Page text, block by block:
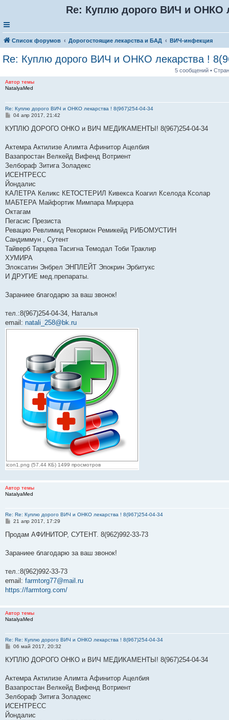
Re: Куплю дорого ВИЧ и ОНКО
Список форумов Дорогостоящие лекарства и БАД ВИЧ-инфекция
Re: Куплю дорого ВИЧ и ОНКО лекарства !
5 сообщений •
Автор темы
NatalyaMed
Re: Куплю дорого ВИЧ и ОНКО лекарства ! 8(967)254-04-34
С
о
е
и
е
04 апр 2017, 21:42
КУПЛЮ ДОРОГО ОНКО и ВИЧ МЕДИКАМЕНТЫ! 8(967)254-04-34
Актемра Актилизе Алимта Афинитор Ацелбия
Вазапростан Велкейд Вифенд Вотриент
Зелбораф Зитига Золадекс
ИСЕНТРЕСС
Йондалис
КАЛЕТРА Келикс КЕТОСТЕРИЛ Кивекса Коагил Кселода Ксолар
МАБТЕРА Майфортик Мимпара Мирцера
Октагам
Пегасис Презиста
Ревацио Ревлимид Рекормон Ремикейд РИБОМУСТИН
Сандиммун , Сутент
Тайверб Тарцева Тасигна Темодал Тоби Траклир
ХУМИРА
Элоксатин Энбрел ЭНПЛЕЙТ Эпокрин Эрбитукс
И ДРУГИЕ мед.препараты.
Зараниее благодарю за ваш звонок!
тел.:8(967)254-04-34, Наталья
email: natali_258@bk.ru
icon1.png (57.44 КБ) 1499 просмотров
Автор темы
NatalyaMed
Re: Re: Куплю дорого ВИЧ и ОНКО лекарства ! 8(967)254-04-34
С
о
е
н
е
21 апр 2017, 17:29
Продам АФИНИТОР, СУТЕНТ. 8(962)992-33-73
Зараниее благодарю за ваш звонок!
тел.:8(962)992-33-73
email: farmtorg77@mail.ru
https://farmtorg.com/
Автор темы
NatalyaMed
Re: Re: Куплю дорого ВИЧ и ОНКО лекарства ! 8(967)254-04-34
С
о
е
и
е
06 май 2017, 20:32
КУПЛЮ ДОРОГО ОНКО и ВИЧ МЕДИКАМЕНТЫ! 8(967)254-04-34
Актемра Актилизе Алимта Афинитор Ацелбия
Вазапростан Велкейд Вифенд Вотриент
Зелбораф Зитига Золадекс
ИСЕНТРЕСС
Йондалис